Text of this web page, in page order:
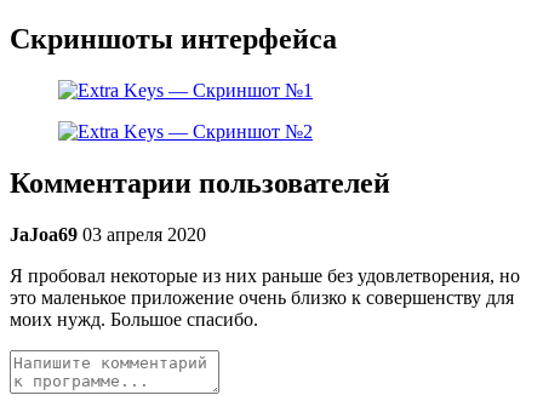
Скриншоты интерфейса
Комментарии пользователей
JaJoa69 03 апреля 2020
Я пробовал некоторые из них раньше без удовлетворения, но
это маленькое приложение очень близко к совершенству для
моих нужд. Большое спасибо.